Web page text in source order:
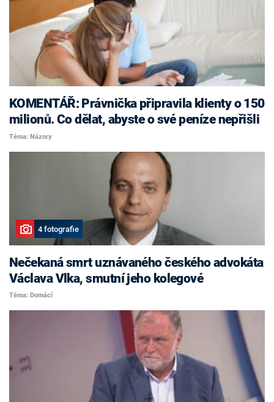
KOMENTÁŘ: Právnička připravila klienty o 150
milionů. Co dělat, abyste o své peníze nepřišli
Téma: Názory
4 fotografie
Nečekaná smrt uznávaného českého advokáta
Václava Vlka, smutní jeho kolegové
Téma: Domácí